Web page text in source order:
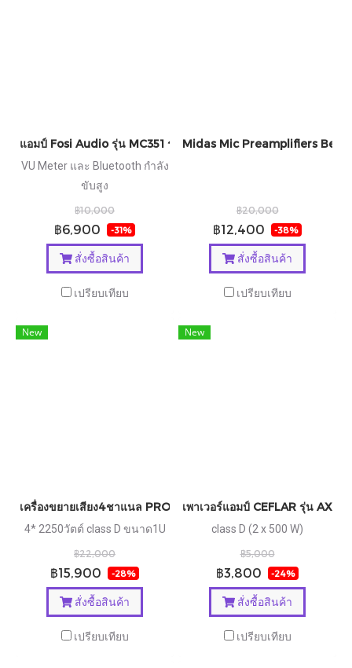
แอมป์ Fosi Audio รุ่น MC351 ระบบ2.1 DAC AMP
VU Meter และ Bluetooth กำลัง
ขับสูง
฿10,000
฿6,900 -31%
สั่งซื้อสินค้า
เปรียบเทียบ
Midas Mic Preamplifiers
฿20,000
฿12,400 -38%
สั่งซื้อสินค้า
เปรียบเทียบ
New
เครื่องขยายเสียง4ชาแนล PROPLUS รุ่น DK41400
4* 2250วัตต์ class D ขนาด1U
฿22,000
฿15,900 -28%
สั่งซื้อสินค้า
เปรียบเทียบ
New
เพาเวอร์แอมป์ CEFLAR รุ่น
class D (2 x 500 W)
฿5,000
฿3,800 -24%
สั่งซื้อสินค้า
เปรียบเทียบ